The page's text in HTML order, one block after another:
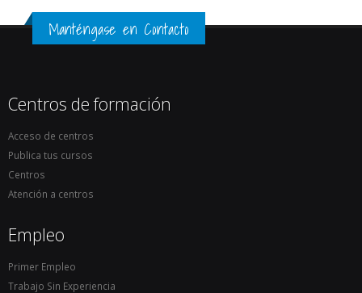
Manténgase en Contacto
Centros de formación
Acceso de centros
Publica tus cursos
Centros
Atención a centros
Empleo
Primer Empleo
Trabajo Sin Experiencia